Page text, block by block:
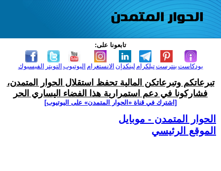
تابعونا على:
الفيسبوك التويتر اليوتيوب الانستغرام لينكدإن تيلكرامبنترست بودكاست
تبرعاتكم وتبرعاتكن المالية تحفظ استقلال الحوار المتمدن،
فشاركونا في دعم استمرارية هذا الفضاء اليساري الحر
[اشترك في قناة ‫«الحوار المتمدن» على اليوتيوب]
الحوار المتمدن - موبايل
الموقع الرئيسي